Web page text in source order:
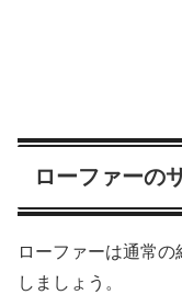
ローファーの
ローファーは通常の
しましょう。